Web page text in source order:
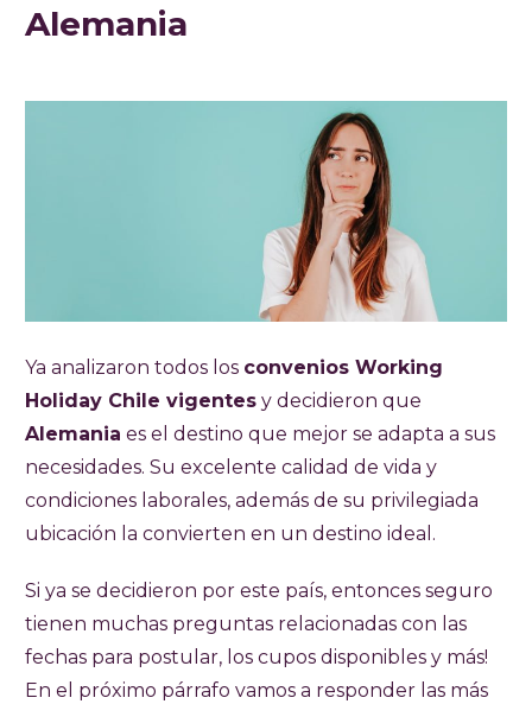
Alemania
Ya analizaron todos los convenios Working
Holiday Chile vigentes y decidieron que
Alemania es el destino que mejor se adapta a sus
necesidades. Su excelente calidad de vida y
condiciones laborales, además de su privilegiada
ubicación la convierten en un destino ideal.
Si ya se decidieron por este país, entonces seguro
tienen muchas preguntas relacionadas con las
fechas para postular, los cupos disponibles y más!
En el próximo párrafo vamos a responder las más